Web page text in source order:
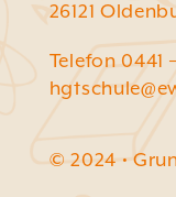
26121
Telefon 0441
© 2024 •